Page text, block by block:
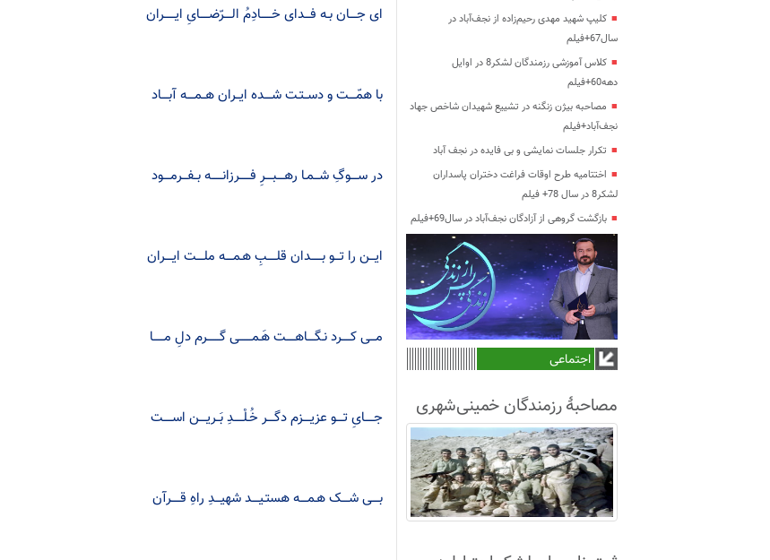
ای جــــان بـه فـــدای خــــــادِمُ الــــرّضـــــایِ ایــــــران
با همّــــت و دســتـت شــــده ایــران هــمــــه آبــــاد
در ســــوگِ شـــمـا رهــــبــــرِ فــــــرزانــــــه بــفـــرمــــود
ایـــن را تـــو بــــــدان قلـــــبِ هـمــــه ملــــت ایــــران
مـــی کـــــرد نـگــــاهـــــت هَـمـــــــی گـــــــرم دلِ مــــــا
جـــــایِ تــــو عزیــــزم دگــــر خُـلْـــــدِ بَــریــــن اســـــت
بــــی شــــک هـمــــه هستـیــــد شهیـــدِ راهِ قـــــرآن
کلیپ شهید مهدی رحیم‌زاده از نجف‌آباد در
سال67+فیلم
کلاس آموزشی رزمندگان لشکر8 در اوایل
دهه60+فیلم
مصاحبه بیژن زنگنه در تشییع شهیدان شاخص جهاد
نجف‌آباد+فیلم
تکرار جلسات نمایشی و بی فایده در نجف آباد
اختتامیه طرح اوقات فراغت دختران پاسداران
لشکر8 در سال 78+ فیلم
بازگشت گروهی از آزادگان نجف‌آباد در سال69+فیلم
اجتماعی
مصاحبۀ رزمندگان خمینی‌شهری
لشکر8 در سال63+فیلم